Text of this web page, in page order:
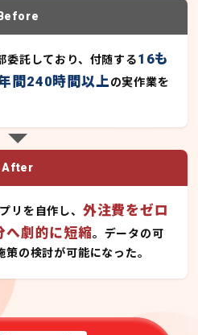
Before
委託しており、付随する16も
間240時間以上の実作業を
After
リを自作し、 外注費をゼロ
へ劇的に短縮。データの可
の検討が可能になった。